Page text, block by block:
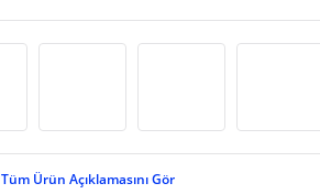
Tüm Ürün Açıklamasını Gör